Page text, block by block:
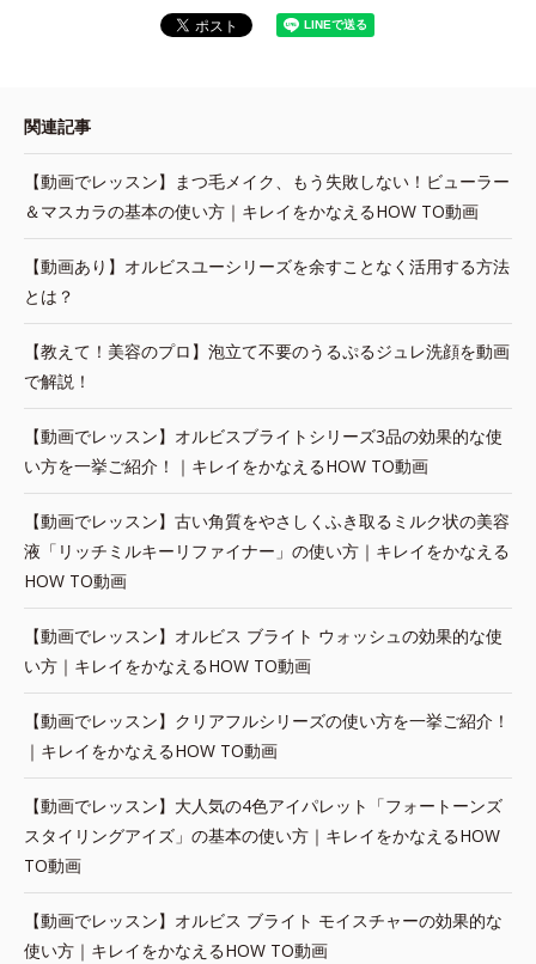
関連記事
【動画でレッスン】まつ毛メイク、もう失敗しない！ビューラー
＆マスカラの基本の使い方｜キレイをかなえるHOW TO動画
【動画あり】オルビスユーシリーズを余すことなく活用する方法
とは？
【教えて！美容のプロ】泡立て不要のうるぷるジュレ洗顔を動画
で解説！
【動画でレッスン】オルビスブライトシリーズ3品の効果的な使
い方を一挙ご紹介！｜キレイをかなえるHOW TO動画
【動画でレッスン】古い角質をやさしくふき取るミルク状の美容
液「リッチミルキーリファイナー」の使い方｜キレイをかなえる
HOW TO動画
【動画でレッスン】オルビス ブライト ウォッシュの効果的な使
い方｜キレイをかなえるHOW TO動画
【動画でレッスン】クリアフルシリーズの使い方を一挙ご紹介！
｜キレイをかなえるHOW TO動画
【動画でレッスン】大人気の4色アイパレット「フォートーンズ
スタイリングアイズ」の基本の使い方｜キレイをかなえるHOW
TO動画
【動画でレッスン】オルビス ブライト モイスチャーの効果的な
使い方｜キレイをかなえるHOW TO動画